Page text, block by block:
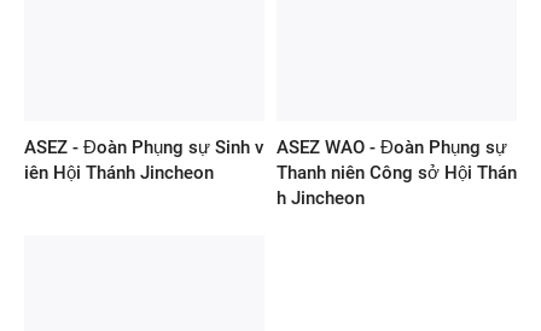
ASEZ - Đoàn Phụng sự Sinh v
iên Hội Thánh Jincheon
ASEZ WAO - Đoàn Phụng sự
Thanh niên Công sở Hội Thán
h Jincheon